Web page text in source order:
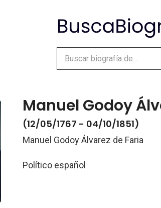
Manuel Godoy
(12/05/1767 - 04/10/1851)
Manuel Godoy Álvarez de Faria
Político español